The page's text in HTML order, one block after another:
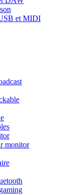
et MIDI
monitor